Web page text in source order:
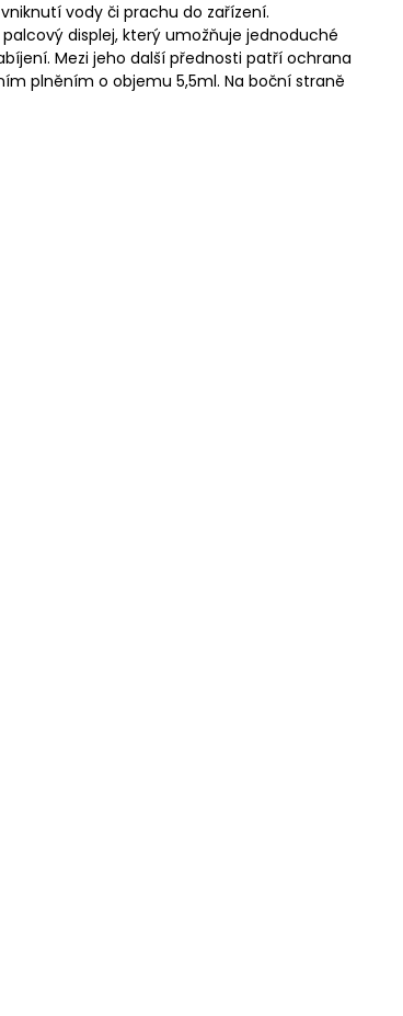
vody či prachu do zařízení.
displej, který umožňuje jednoduché
Mezi jeho další přednosti patří ochrana
plněním o objemu 5,5ml. Na boční straně